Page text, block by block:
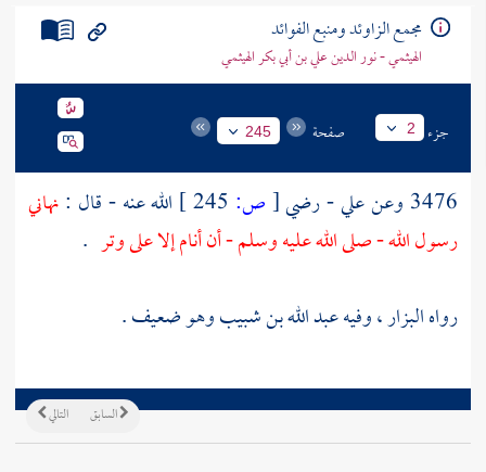
مجمع الزاوئد ومنبع الفوائد
الهيثمي - نور الدين علي بن أبي بكر الهيثمي
جزء 2 صفحة 245
3476 وعن علي- رضي[ص: الله عنه - قال :نهاني
رسول الله - صلى الله عليه وسلم - أن أنام إلا على وتر .
رواهالبزار، وفيهعبد الله بن شبيبوهو ضعيف .
التالي السابق